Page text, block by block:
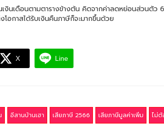
เงินเดือนตามตารางข้างต้น คิดจากค่าลดหย่อนส่วน
โอกาสได้รับเงินคืนภาษีก็จะมากขึ้นด้วย
X Line
อีสานบ้านเฮา เสียภาษี 2566 เสียภาษีมูลค่าเพิ่ม ไม่ต้